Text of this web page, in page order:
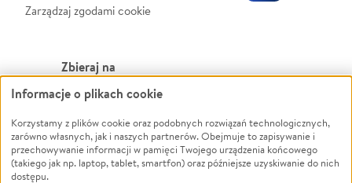
Zarządzaj zgodami cookie
Zbieraj na
Leczenie
Zwierzęta
Pożar
Ukraina
Powódź
Wichura
NGO
Informacje o plikach cookie
Korzystamy z plików cookie oraz podobnych rozwiązań technologicznych,
zarówno własnych, jak i naszych partnerów. Obejmuje to zapisywanie i
przechowywanie informacji w pamięci Twojego urządzenia końcowego
(takiego jak np. laptop, tablet, smartfon) oraz późniejsze uzyskiwanie do nich
dostępu.